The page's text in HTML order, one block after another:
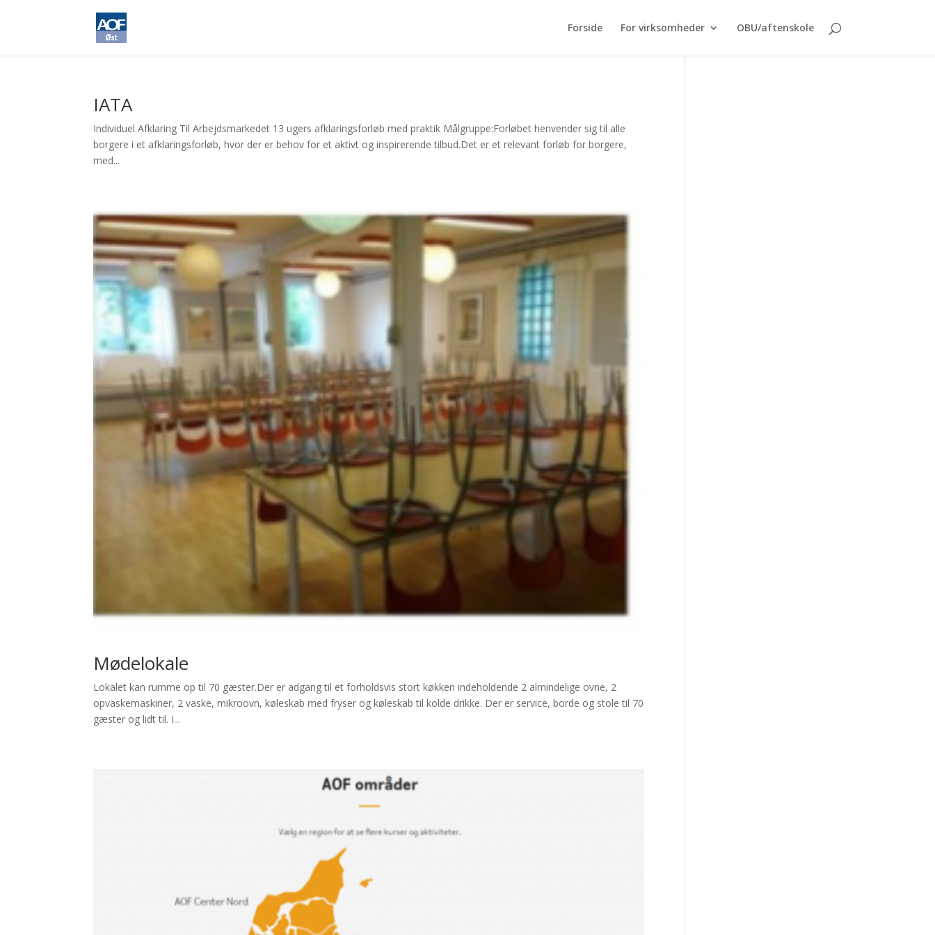
Forside For virksomheder OBU/aftenskole
IATA
Individuel Afklaring Til Arbejdsmarkedet 13 ugers afklaringsforløb med praktik Målgruppe:Forløbet henvender sig til alle
borgere i et afklaringsforløb, hvor der er behov for et aktivt og inspirerende tilbud.Det er et relevant forløb for borgere,
med...
Mødelokale
Lokalet kan rumme op til 70 gæster.Der er adgang til et forholdsvis stort køkken indeholdende 2 almindelige ovne, 2
opvaskemaskiner, 2 vaske, mikroovn, køleskab med fryser og køleskab til kolde drikke. Der er service, borde og stole til 70
gæster og lidt til. I...